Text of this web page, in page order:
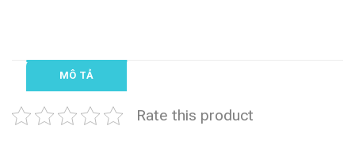
MÔ TẢ
Rate this product